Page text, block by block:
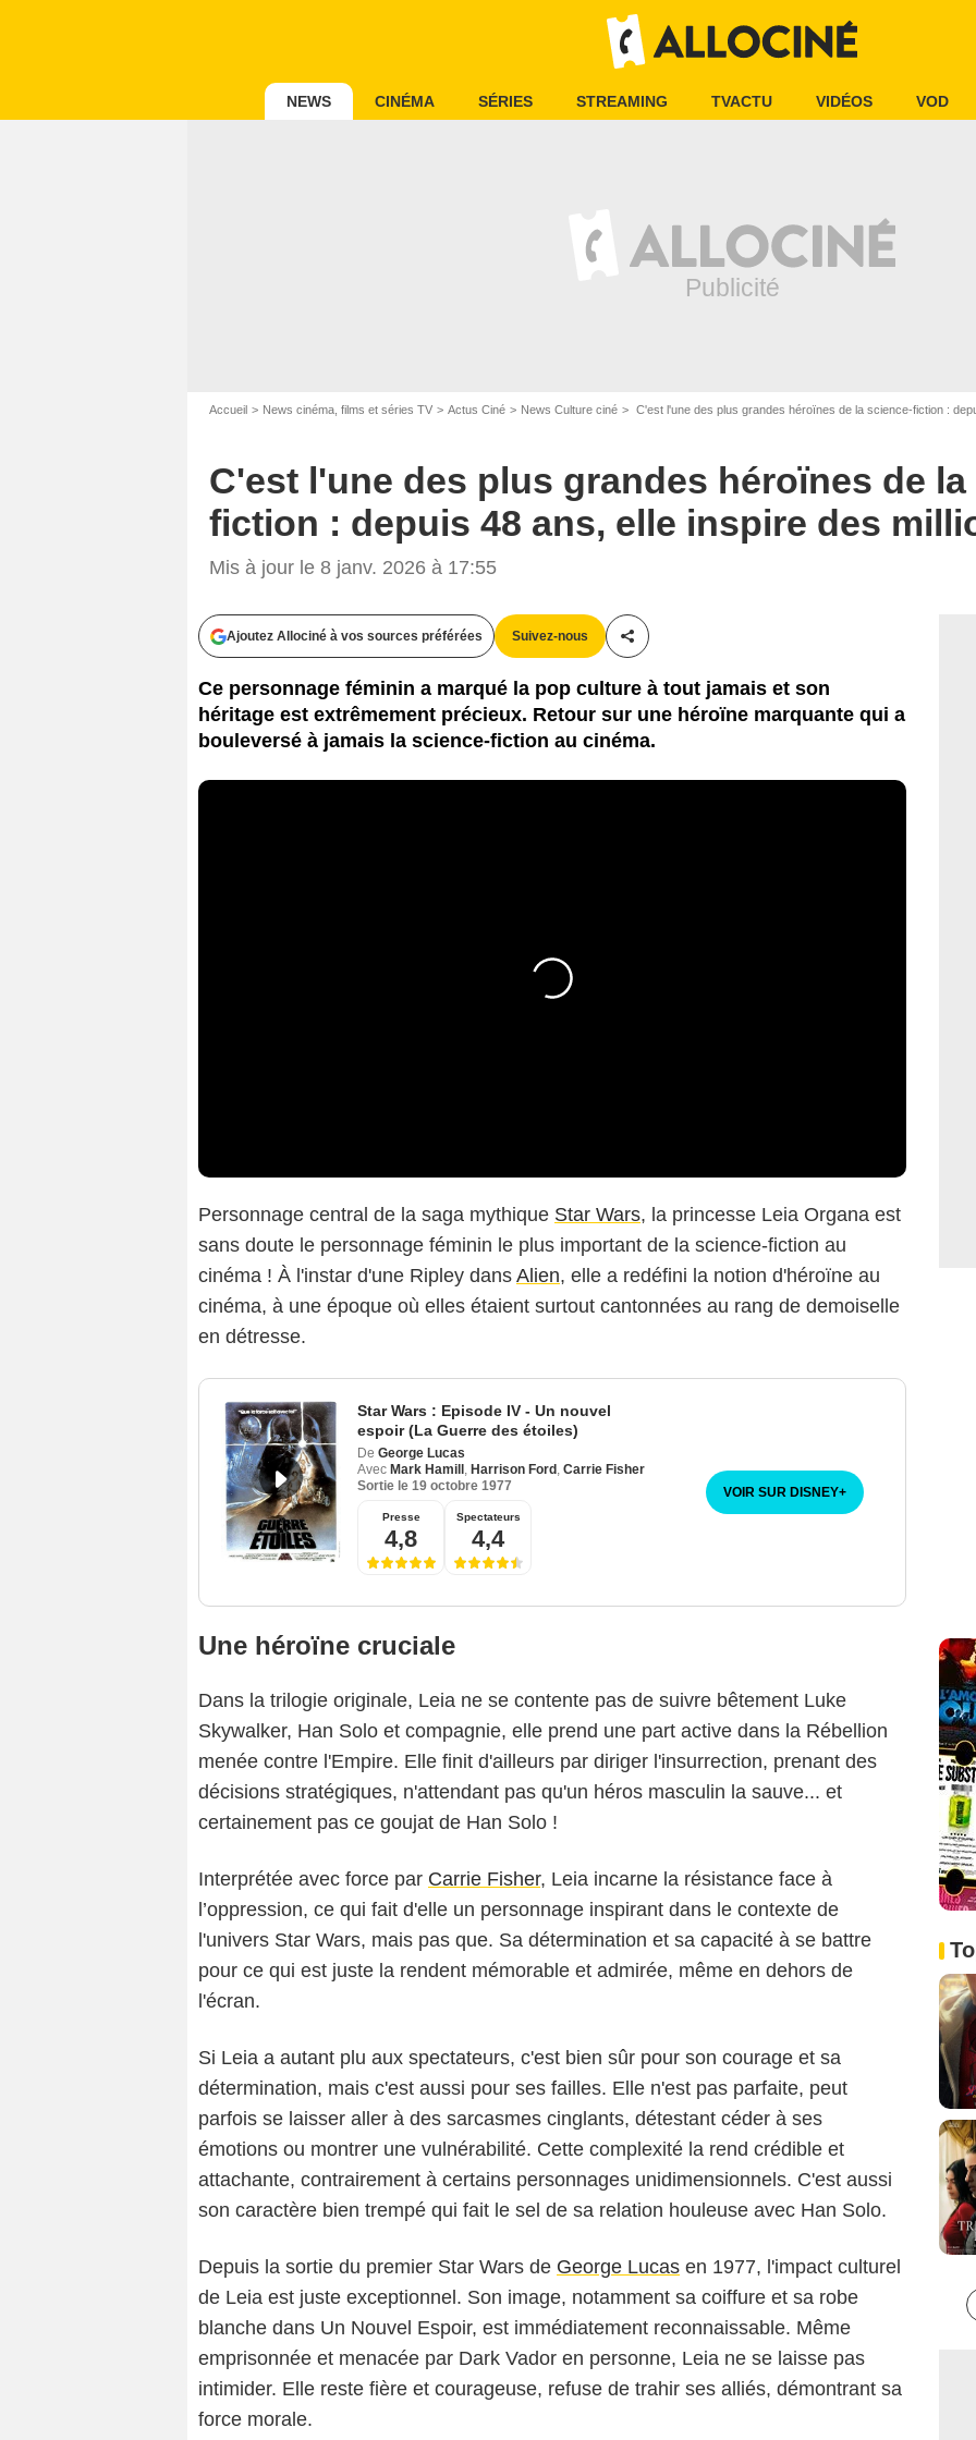
NEWS CINÉMA SÉRIES STREAMING TVACTU VIDÉOS VOD
Accueil News cinéma, films et séries TV Actus Ciné News Culture ciné C'est l'une des plus grandes héroïnes de la science-fiction :
C'est l'une des plus grandes héroïnes de la
fiction : depuis 48 ans, elle inspire des
Mis à jour le 8 janv. 2026 à 17:55
Ajoutez Allociné à vos sources préférées Suivez-nous
Partager cet article
Ce personnage féminin a marqué la pop culture à tout jamais et son
héritage est extrêmement précieux. Retour sur une héroïne marquante qui a
bouleversé à jamais la science-fiction au cinéma.
Personnage central de la saga mythique Star Wars, la princesse Leia Organa est
sans doute le personnage féminin le plus important de la science-fiction au
cinéma ! À l'instar d'une Ripley dans Alien, elle a redéfini la notion d'héroïne au
cinéma, à une époque où elles étaient surtout cantonnées au rang de demoiselle
en détresse.
Star Wars : Episode IV - Un nouvel
espoir (La Guerre des étoiles)
De George Lucas
Avec Mark Hamill , Harrison Ford , Carrie Fisher
Sortie le 19 octobre 1977
Presse
4,8
Spectateurs
4,4
VOIR SUR DISNEY+
Une héroïne cruciale
Dans la trilogie originale, Leia ne se contente pas de suivre bêtement Luke
Skywalker, Han Solo et compagnie, elle prend une part active dans la Rébellion
menée contre l'Empire. Elle finit d'ailleurs par diriger l'insurrection, prenant des
décisions stratégiques, n'attendant pas qu'un héros masculin la sauve... et
certainement pas ce goujat de Han Solo !
Interprétée avec force par Carrie Fisher, Leia incarne la résistance face à
l’oppression, ce qui fait d'elle un personnage inspirant dans le contexte de
l'univers Star Wars, mais pas que. Sa détermination et sa capacité à se battre
pour ce qui est juste la rendent mémorable et admirée, même en dehors de
l'écran.
Si Leia a autant plu aux spectateurs, c'est bien sûr pour son courage et sa
détermination, mais c'est aussi pour ses failles. Elle n'est pas parfaite, peut
parfois se laisser aller à des sarcasmes cinglants, détestant céder à ses
émotions ou montrer une vulnérabilité. Cette complexité la rend crédible et
attachante, contrairement à certains personnages unidimensionnels. C'est aussi
son caractère bien trempé qui fait le sel de sa relation houleuse avec Han Solo.
Depuis la sortie du premier Star Wars de George Lucas en 1977, l'impact culturel
de Leia est juste exceptionnel. Son image, notamment sa coiffure et sa robe
blanche dans Un Nouvel Espoir, est immédiatement reconnaissable. Même
emprisonnée et menacée par Dark Vador en personne, Leia ne se laisse pas
intimider. Elle reste fière et courageuse, refuse de trahir ses alliés, démontrant sa
force morale.
Lucasfilm